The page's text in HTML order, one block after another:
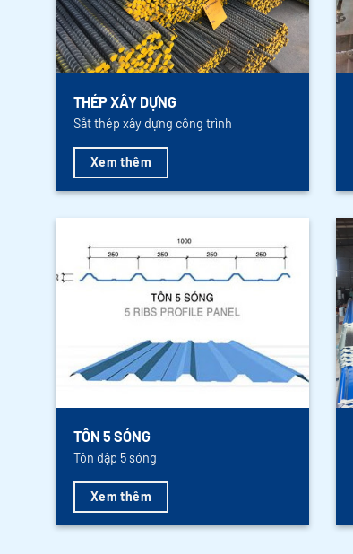
THÉP XÂY DỰNG
Sắt thép xây dựng công trình
Xem thêm
TÔN 5 SÓNG
Tôn dập 5 sóng
Xem thêm